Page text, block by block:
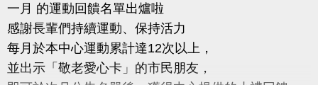
一月 的運動回饋名單出爐啦
感謝長輩們持續運動、保持活力
每月於本中心運動累計達12次以上，
並出示「敬老愛心卡」的市民朋友，